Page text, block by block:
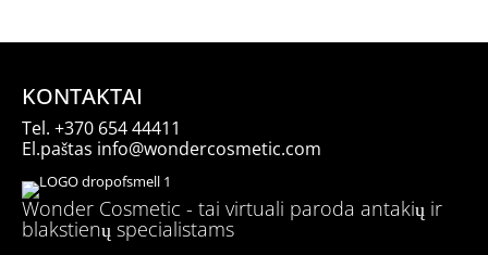
KONTAKTAI
Tel. +370 654 44411
El.paštas info@wondercosmetic.com
Wonder Cosmetic - tai virtuali paroda antakių ir
blakstienų specialistams